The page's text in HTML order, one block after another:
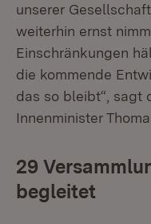
unserer
weiterhin ernst
Einschränkungen
die kommende
das so bleibt“, sagt
Innenminister
29
begleitet